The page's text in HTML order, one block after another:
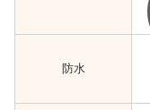
防水